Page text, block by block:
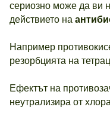
сериозно може да ви
действието на
Например
резорбцията на
Ефектът на
неутрализира от